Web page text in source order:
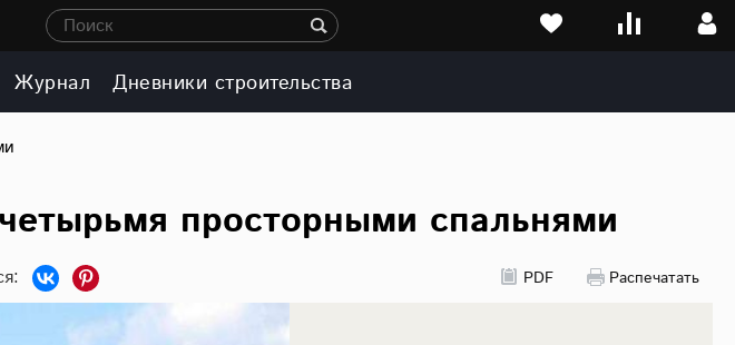
Поиск
Журнал Дневники строительства
просторными спальнями
PDF
Распечатать